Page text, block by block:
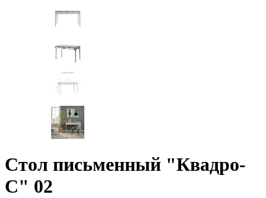
Стол письменный "Квадро-
С" 02